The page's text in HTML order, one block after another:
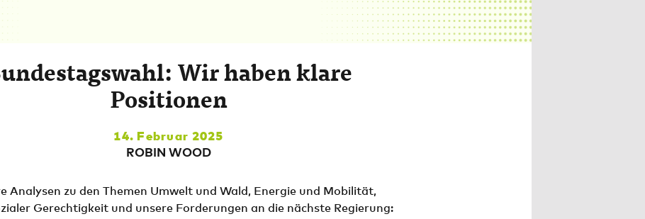
Wir haben klare
Positionen
14. Februar 2025
ROBIN WOOD
Analysen zu den Themen Umwelt und Wald, Energie und Mobilität,
Gerechtigkeit und unsere Forderungen an die nächste Regierung: